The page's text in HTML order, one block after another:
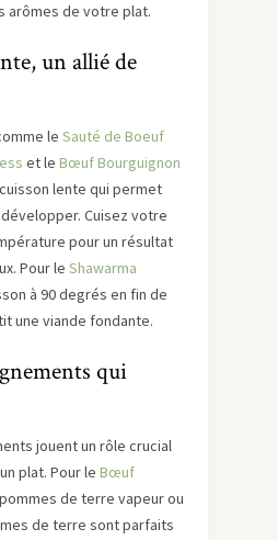
arômes de votre plat.
un allié de
le Sauté de Boeuf
et le Bœuf Bourguignon
lente qui permet
Cuisez votre
pour un résultat
Pour le Shawarma
à 90 degrés en fin de
une viande fondante.
qui
jouent un rôle crucial
plat. Pour le Bœuf
de terre vapeur ou
de terre sont parfaits